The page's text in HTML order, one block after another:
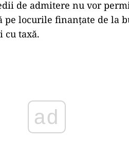
de admitere nu vor
locurile finanţate de la
cu taxă.
ad